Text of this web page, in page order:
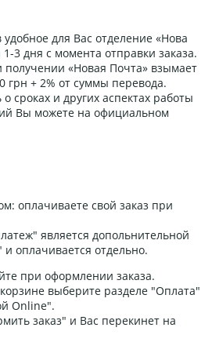
для Вас отделение «Нова
3 дня с момента отправки заказа.
получении «Новая Почта» взымает
грн + 2% от суммы перевода.
сроках и других аспектах работы
Вы можете на официальном
оплачиваете свой заказ при
является допольнительной
оплачивается отдельно.
при оформлении заказа.
выберите разделе "Оплата"
Online".
заказ" и Вас перекинет на